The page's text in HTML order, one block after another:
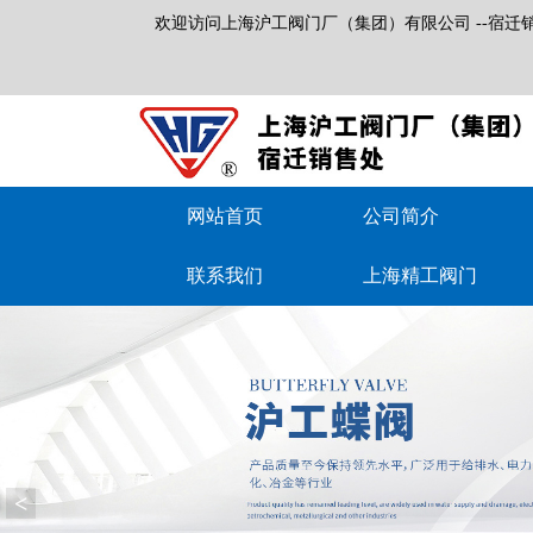
欢迎访问上海沪工阀门厂（集团）有限公司 --宿迁
网站首页 公司简介
联系我们 上海精工阀门
<